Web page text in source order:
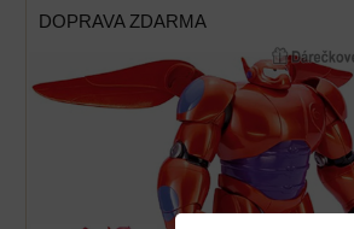
DOPRAVA ZDARMA